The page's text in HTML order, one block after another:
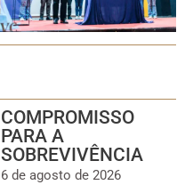
COMPROMISSO
PARA A
SOBREVIVÊNCIA
6 de agosto de 2026